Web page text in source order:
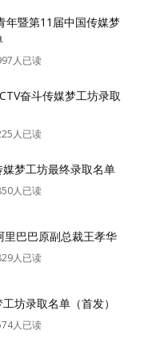
年暨第11届中国传媒梦
人已读
奋斗传媒梦工坊录取
人已读
媒梦工坊最终录取名单
人已读
巴巴原副总裁王孝华
人已读
坊录取名单（首发）
人已读